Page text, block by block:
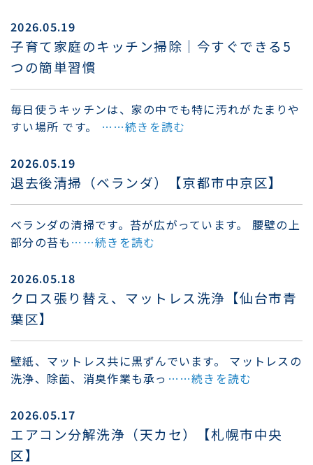
2026.05.19
子育て家庭のキッチン掃除｜今すぐできる5
つの簡単習慣
毎日使うキッチンは、家の中でも特に汚れがたまりや
すい場所 です。
……続きを読む
2026.05.19
退去後清掃（ベランダ）【京都市中京区】
ベランダの清掃です。苔が広がっています。 腰壁の上
部分の苔も ……続きを読む
2026.05.18
クロス張り替え、マットレス洗浄【仙台市青
葉区】
壁紙、マットレス共に黒ずんでいます。 マットレスの
洗浄、除菌、消臭作業も承っ ……続きを読む
2026.05.17
エアコン分解洗浄（天カセ）【札幌市中央
区】